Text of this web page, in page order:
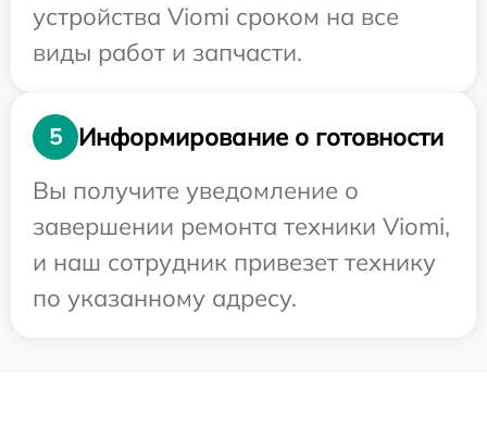
устройства Viomi сроком на все
виды работ и запчасти.
5
Информирование о готовности
Вы получите уведомление о
завершении ремонта техники Viomi,
и наш сотрудник привезет технику
по указанному адресу.